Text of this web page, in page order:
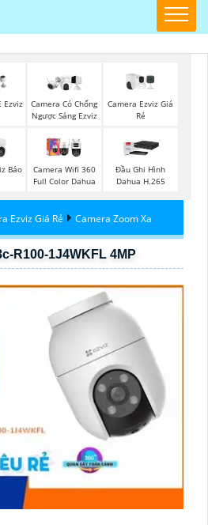
Ezviz
Camera Có Chống
Ngược Sáng Ezviz
Camera Ezviz Giá
Rẻ
Báo
Camera Wifi 360
Full Color Dahua
Đầu Ghi Hình
Dahua H.265
Ezviz Giá Rẻ Camera Zoom Xa
R100-1J4WKFL 4MP